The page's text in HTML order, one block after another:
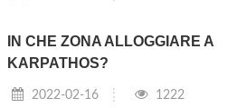
IN CHE ZONA ALLOGGIARE A
KARPATHOS?
2022-02-16 1222